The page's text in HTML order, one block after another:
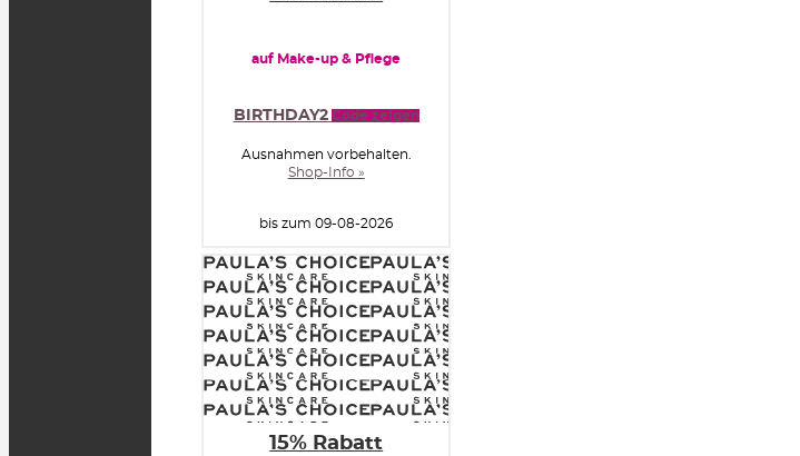
auf Make-up & Pflege
BIRTHDAY2 Code zeigen
Ausnahmen vorbehalten.
Shop-Info »
bis zum 09-08-2026
15% Rabatt